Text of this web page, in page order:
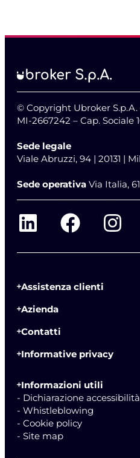
© Copyright Ubroker S.p.A.
MI-2667242 – Cap. Sociale
Sede legale
Viale Abruzzi, 94 | 20131 |
Sede operativa Via Italia,
Assistenza clienti
Azienda
Contatti
Informative privacy
Informazioni utili
- Dichiarazione accessibilità
- Whistleblowing
- Cookie policy
- Site map